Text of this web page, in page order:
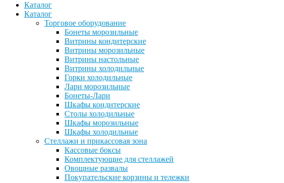
Каталог
Каталог
Торговое оборудование
Бонеты морозильные
Витрины кондитерские
Витрины морозильные
Витрины настольные
Витрины холодильные
Горки холодильные
Лари морозильные
Бонеты-Лари
Шкафы кондитерские
Столы холодильные
Шкафы морозильные
Шкафы холодильные
Стеллажи и прикассовая зона
Кассовые боксы
Комплектующие для стеллажей
Овощные развалы
Покупательские корзины и тележки